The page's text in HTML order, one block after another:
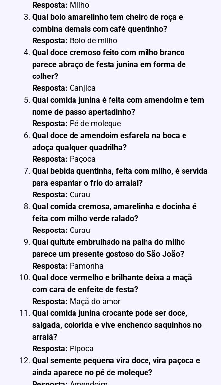
Resposta: Milho
Qual bolo amarelinho tem cheiro de roça e
combina demais com café quentinho?
Resposta: Bolo de milho
Qual doce cremoso feito com milho branco
parece abraço de festa junina em forma de
colher?
Resposta: Canjica
Qual comida junina é feita com amendoim e tem
nome de passo apertadinho?
Resposta: Pé de moleque
Qual doce de amendoim esfarela na boca e
adoça qualquer quadrilha?
Resposta: Paçoca
Qual bebida quentinha, feita com milho, é servida
para espantar o frio do arraial?
Resposta: Curau
Qual comida cremosa, amarelinha e docinha é
feita com milho verde ralado?
Resposta: Curau
Qual quitute embrulhado na palha do milho
parece um presente gostoso do São João?
Resposta: Pamonha
Qual doce vermelho e brilhante deixa a maçã
com cara de enfeite de festa?
Resposta: Maçã do amor
Qual comida junina crocante pode ser doce,
salgada, colorida e vive enchendo saquinhos no
arraiá?
Resposta: Pipoca
Qual semente pequena vira doce, vira paçoca e
ainda aparece no pé de moleque?